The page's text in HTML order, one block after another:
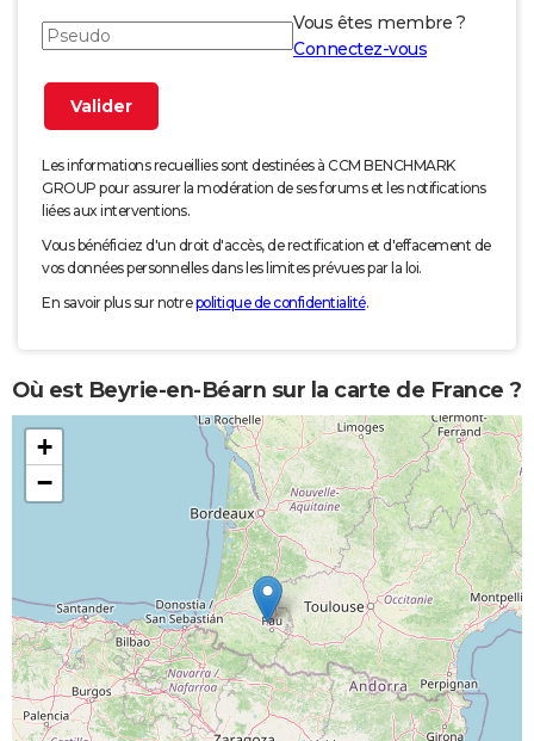
Vous êtes membre ?
Connectez-vous
Les informations recueillies sont destinées à CCM BENCHMARK
GROUP pour assurer la modération de ses forums et les notifications
liées aux interventions.
Vous bénéficiez d'un droit d'accès, de rectification et d'effacement de
vos données personnelles dans les limites prévues par la loi.
En savoir plus sur notrepolitique de confidentialité.
Où est Beyrie-en-Béarn sur la carte de France ?
+
−